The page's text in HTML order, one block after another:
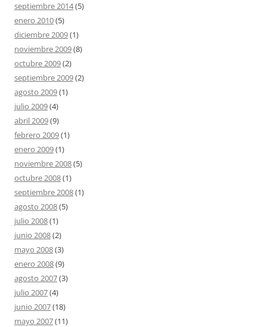
septiembre 2014(5)
enero 2010(5)
diciembre 2009(1)
noviembre 2009(8)
octubre 2009(2)
septiembre 2009(2)
agosto 2009(1)
julio 2009(4)
abril 2009(9)
febrero 2009(1)
enero 2009(1)
noviembre 2008(5)
octubre 2008(1)
septiembre 2008(1)
agosto 2008(5)
julio 2008(1)
junio 2008(2)
mayo 2008(3)
enero 2008(9)
agosto 2007(3)
julio 2007(4)
junio 2007(18)
mayo 2007(11)